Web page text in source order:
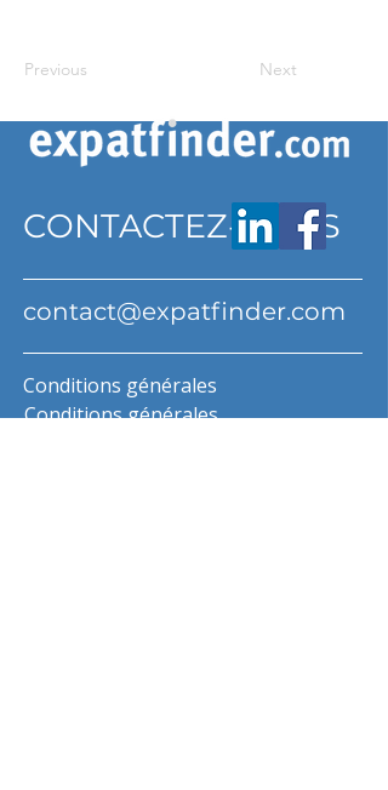
Previous Next
CONTACTEZ-NOUS
contact@expatfinder.com
Conditions générales
Conditions générales